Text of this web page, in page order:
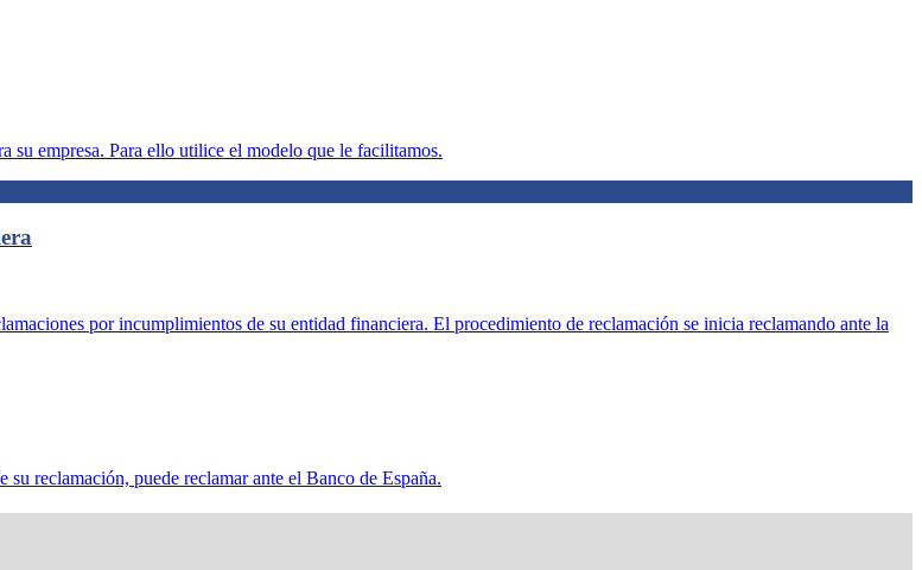
su empresa. Para ello utilice el modelo que le facilitamos.
por incumplimientos de su entidad financiera. El procedimiento de reclamación se inicia reclamando ante la
reclamación, puede reclamar ante el Banco de España.